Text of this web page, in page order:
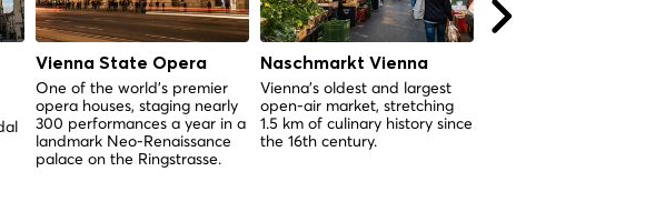
Vienna State Opera
One of the world's premier
opera houses, staging nearly
300 performances a year in a
landmark Neo-Renaissance
palace on the Ringstrasse.
Naschmarkt Vienna
Vienna's oldest and largest
open-air market, stretching
1.5 km of culinary history since
the 16th century.